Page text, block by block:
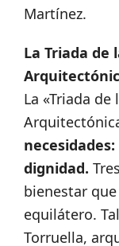
Martínez.
La Triada de
La «Triada
dignidad.
bienestar
equilátero.
Torruella,